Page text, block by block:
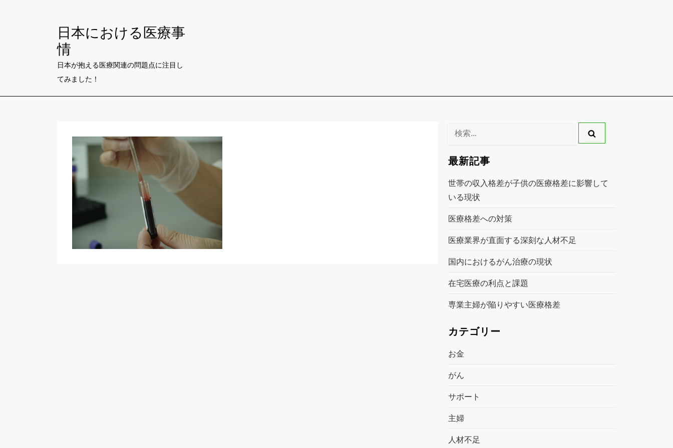
日本における医療事
情
日本が抱える医療関連の問題点に注目し
てみました！
検
最新記事
世帯の収入格差が子供の医療格差に影響して
いる現状
医療格差への対策
医療業界が直面する深刻な人材不足
国内におけるがん治療の現状
在宅医療の利点と課題
専業主婦が陥りやすい医療格差
カテゴリー
お金
がん
サポート
主婦
人材不足